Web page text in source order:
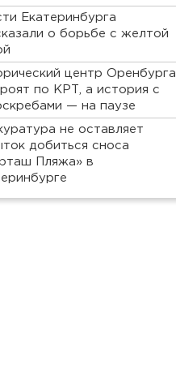
Екатеринбурга
о борьбе с желтой
центр Оренбурга
по КРТ, а история с
— на паузе
не оставляет
добиться сноса
Пляжа» в